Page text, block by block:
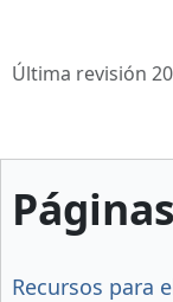
Última revisión
Recursos para